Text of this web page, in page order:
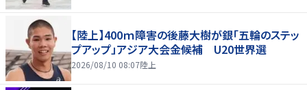
【陸上】400ｍ障害の後藤大樹が銀「五輪のステッ
プアップ」アジア大会金候補 U20世界選
2026/08/10 08:07陸上